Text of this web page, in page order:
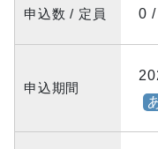
申込数 / 定員 0 /
申込期間